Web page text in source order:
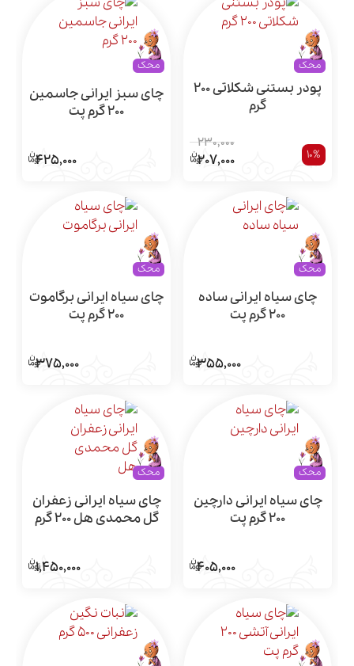
محک
پودر بستنی شکلاتی 200
گرم
10%
230,000
207,000
محک
چای سبز ایرانی جاسمین
200 گرم پت
425,000
محک
چای سیاه ایرانی ساده
200 گرم پت
355,000
محک
چای سیاه ایرانی برگاموت
200 گرم پت
375,000
محک
چای سیاه ایرانی دارچین
200 گرم پت
405,000
محک
چای سیاه ایرانی زعفران
گل محمدی هل 200 گرم
1,450,000